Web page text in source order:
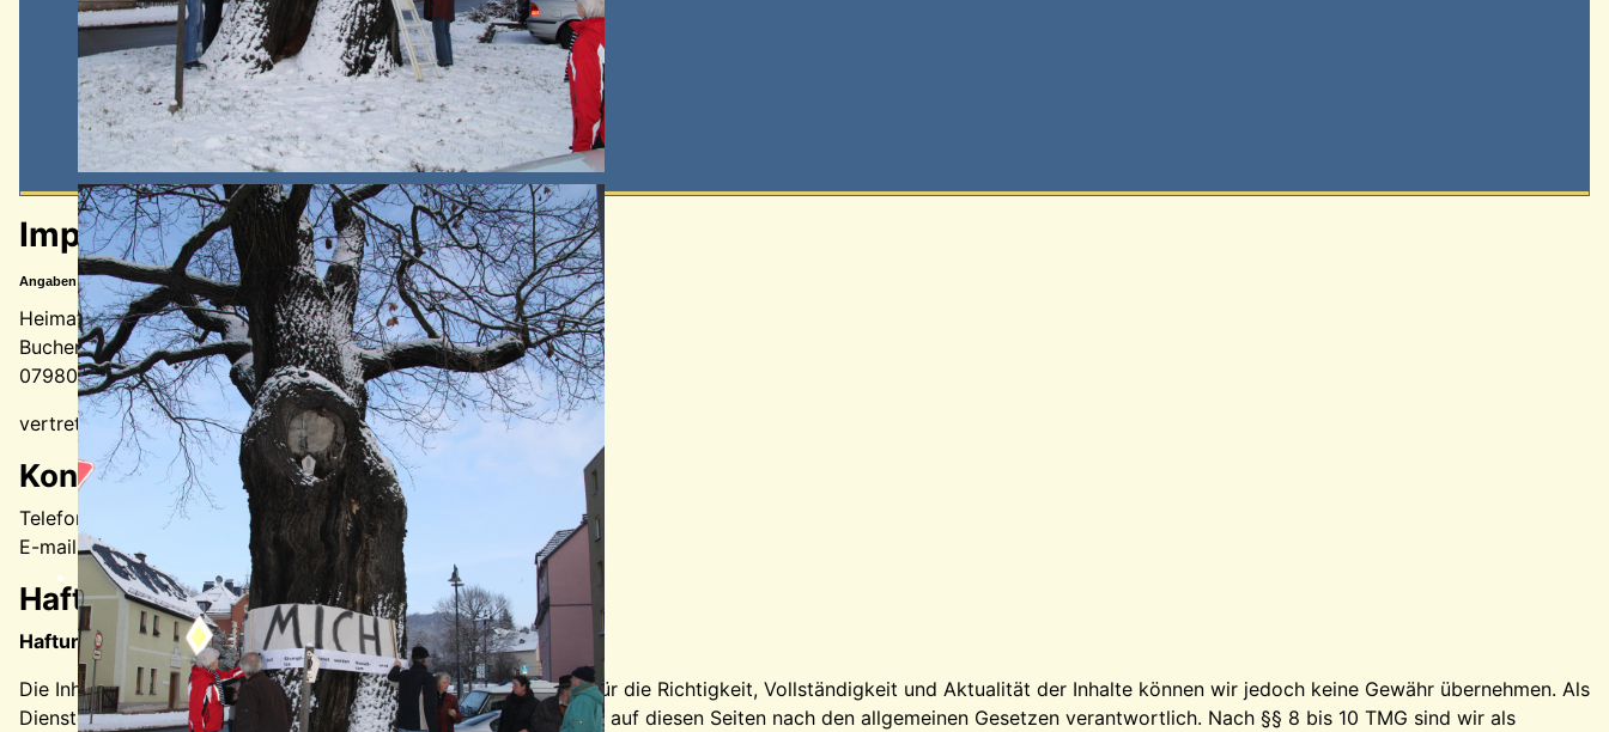
Impressum
Angaben gemäß § 5 TMG:
Heimat- und Geschichtsverein Berga/Elster e. V.
Buchenwaldstraße 7
07980 Berga-Wünschendorf
vertretungsberechtigter Vorstand: Sabine Richter (Vorsitzende)
Kontakt:
Telefon: +49 36623 164972
E-mail:webmaster@heimatverein-berga-elster.de
Haftungsausschluss:
Haftung für Inhalte
Die Inhalte unserer Seiten wurden mit größter Sorgfalt erstellt. Für die Richtigkeit, Vollständigkeit und Aktualität der Inhalte können wir jedoch keine Gewähr übernehmen. Als
Diensteanbieter sind wir gemäß § 7 Abs.1 TMG für eigene Inhalte auf diesen Seiten nach den allgemeinen Gesetzen verantwortlich. Nach §§ 8 bis 10 TMG sind wir als